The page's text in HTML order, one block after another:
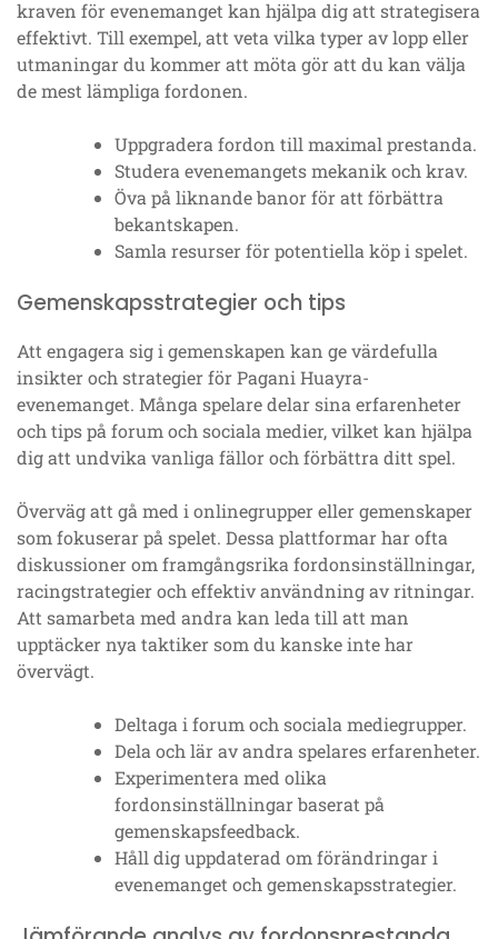
kraven för evenemanget kan hjälpa dig att strategisera
effektivt. Till exempel, att veta vilka typer av lopp eller
utmaningar du kommer att möta gör att du kan välja
de mest lämpliga fordonen.
Uppgradera fordon till maximal prestanda.
Studera evenemangets mekanik och krav.
Öva på liknande banor för att förbättra
bekantskapen.
Samla resurser för potentiella köp i spelet.
Gemenskapsstrategier och tips
Att engagera sig i gemenskapen kan ge värdefulla
insikter och strategier för Pagani Huayra-
evenemanget. Många spelare delar sina erfarenheter
och tips på forum och sociala medier, vilket kan hjälpa
dig att undvika vanliga fällor och förbättra ditt spel.
Överväg att gå med i onlinegrupper eller gemenskaper
som fokuserar på spelet. Dessa plattformar har ofta
diskussioner om framgångsrika fordonsinställningar,
racingstrategier och effektiv användning av ritningar.
Att samarbeta med andra kan leda till att man
upptäcker nya taktiker som du kanske inte har
övervägt.
Deltaga i forum och sociala mediegrupper.
Dela och lär av andra spelares erfarenheter.
Experimentera med olika
fordonsinställningar baserat på
gemenskapsfeedback.
Håll dig uppdaterad om förändringar i
evenemanget och gemenskapsstrategier.